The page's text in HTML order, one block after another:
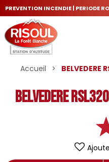
PREVENTION INCENDIE | PERIODE
Accueil >
BELVEDERE